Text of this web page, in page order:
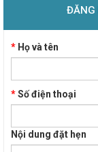
ĐĂNG
* Họ và tên
*Số điện thoại
Nội dung đặt hẹn